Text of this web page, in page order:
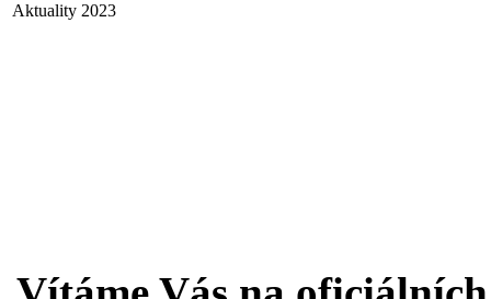
Aktuality 2023